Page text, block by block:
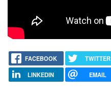
FACEBOOK TWITTER
LINKEDIN
EMAIL